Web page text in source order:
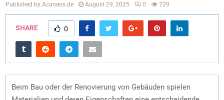
Published by Acaneos.de August 29, 2025 0 729
SHARE 0
Beim Bau oder der Renovierung von Gebäuden spielen